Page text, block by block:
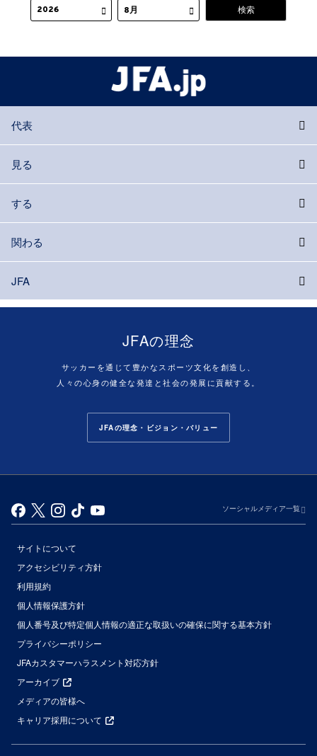
代表
見る
する
関わる
JFA
JFAの理念
サッカーを通じて豊かなスポーツ文化を創造し、
人々の心身の健全な発達と社会の発展に貢献する。
JFAの理念・ビジョン・バリュー
ソーシャルメディア一覧
サイトについて
アクセシビリティ方針
利用規約
個人情報保護方針
個人番号及び特定個人情報の適正な取扱いの確保に関する基本方針
プライバシーポリシー
JFAカスタマーハラスメント対応方針
アーカイブ
メディアの皆様へ
キャリア採用について